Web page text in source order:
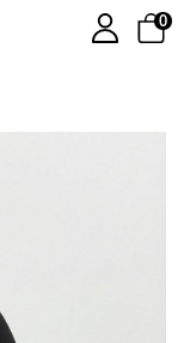
0